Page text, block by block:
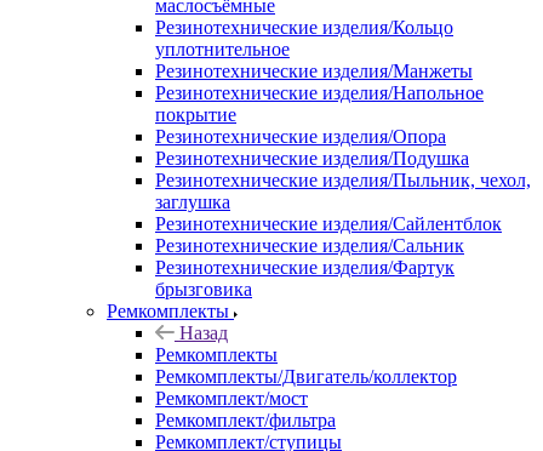
маслосъёмные
Резинотехнические изделия/Кольцо
уплотнительное
Резинотехнические изделия/Манжеты
Резинотехнические изделия/Напольное
покрытие
Резинотехнические изделия/Опора
Резинотехнические изделия/Подушка
Резинотехнические изделия/Пыльник, чехол,
заглушка
Резинотехнические изделия/Сайлентблок
Резинотехнические изделия/Сальник
Резинотехнические изделия/Фартук
брызговика
Ремкомплекты
Назад
Ремкомплекты
Ремкомплекты/Двигатель/коллектор
Ремкомплект/мост
Ремкомплект/фильтра
Ремкомплект/ступицы